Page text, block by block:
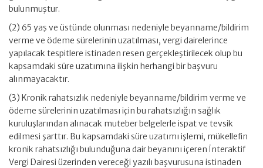
bulunmuştur.
(2) 65 yaş ve üstünde olunması nedeniyle beyanname/bildirim
verme ve ödeme sürelerinin uzatılması, vergi dairelerince
yapılacak tespitlere istinaden resen gerçekleştirilecek olup bu
kapsamdaki süre uzatımına ilişkin herhangi bir başvuru
alınmayacaktır.
(3) Kronik rahatsızlık nedeniyle beyanname/bildirim verme ve
ödeme sürelerinin uzatılması için bu rahatsızlığın sağlık
kuruluşlarından alınacak muteber belgelerle ispat ve tevsik
edilmesi şarttır. Bu kapsamdaki süre uzatımı işlemi, mükellefin
kronik rahatsızlığı bulunduğuna dair beyanını içeren İnteraktif
Vergi Dairesi üzerinden vereceği yazılı başvurusuna istinaden